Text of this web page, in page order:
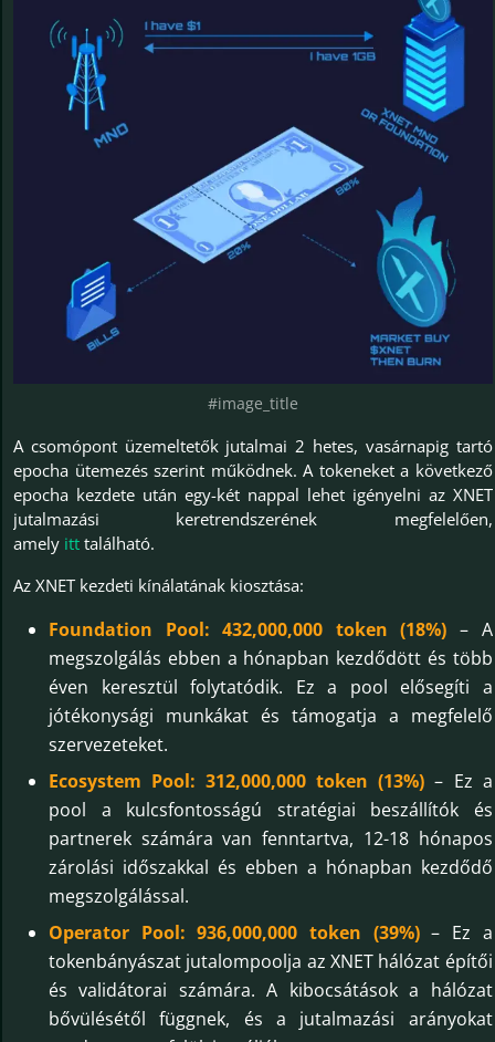
#image_title
A csomópont üzemeltetők jutalmai 2 hetes, vasárnapig tartó
epocha ütemezés szerint működnek. A tokeneket a következő
epocha kezdete után egy-két nappal lehet igényelni az XNET
jutalmazási keretrendszerének megfelelően,
amely itt található.
Az XNET kezdeti kínálatának kiosztása:
Foundation Pool: 432,000,000 token (18%) – A
megszolgálás ebben a hónapban kezdődött és több
éven keresztül folytatódik. Ez a pool elősegíti a
jótékonysági munkákat és támogatja a megfelelő
szervezeteket.
Ecosystem Pool: 312,000,000 token (13%) – Ez a
pool a kulcsfontosságú stratégiai beszállítók és
partnerek számára van fenntartva, 12-18 hónapos
zárolási időszakkal és ebben a hónapban kezdődő
megszolgálással.
Operator Pool: 936,000,000 token (39%)– Ez a
tokenbányászat jutalompoolja az XNET hálózat építői
és validátorai számára. A kibocsátások a hálózat
bővülésétől függnek, és a jutalmazási arányokat